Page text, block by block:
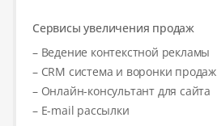
Сервисы увеличения продаж
– Ведение контекстной рекламы
– CRM система и воронки продаж
– Онлайн-консультант для сайта
– E-mail рассылки